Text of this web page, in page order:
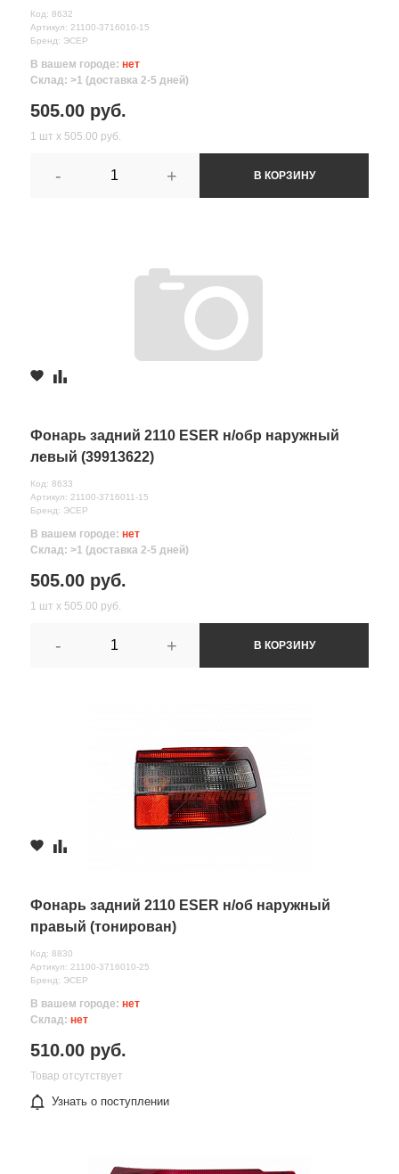
Код: 8632
Артикул: 21100-3716010-15
Бренд: ЭСЕР
В вашем городе: нет
Склад: >1 (доставка 2-5 дней)
505.00 руб.
1 шт х 505.00 руб.
- + В КОРЗИНУ
Фонарь задний 2110 ESER н/обр наружный
левый (39913622)
Код: 8633
Артикул: 21100-3716011-15
Бренд: ЭСЕР
В вашем городе: нет
Склад: >1 (доставка 2-5 дней)
505.00 руб.
1 шт х 505.00 руб.
- + В КОРЗИНУ
Фонарь задний 2110 ESER н/об наружный
правый (тонирован)
Код: 8830
Артикул: 21100-3716010-25
Бренд: ЭСЕР
В вашем городе: нет
Склад: нет
510.00 руб.
Товар отсутствует
Узнать о поступлении